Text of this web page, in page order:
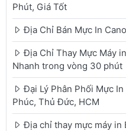
Phút, Giá Tốt
Địa Chỉ Bán Mực In
Địa Chỉ Thay Mực Máy
Nhanh trong vòng 30 phút
Đại Lý Phân Phối Mực In
Phúc, Thủ Đức, HCM
Địa chỉ thay mực máy in